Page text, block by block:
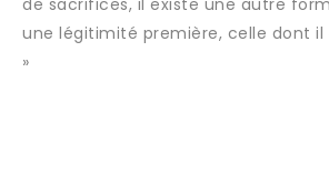
de sacrifices, il existe une autre
une légitimité première, celle dont
»